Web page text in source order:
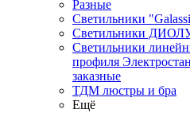
Разные
Светильники
Светильники
Светильники
профиля
заказные
ТДМ люстры и бра
Ещё